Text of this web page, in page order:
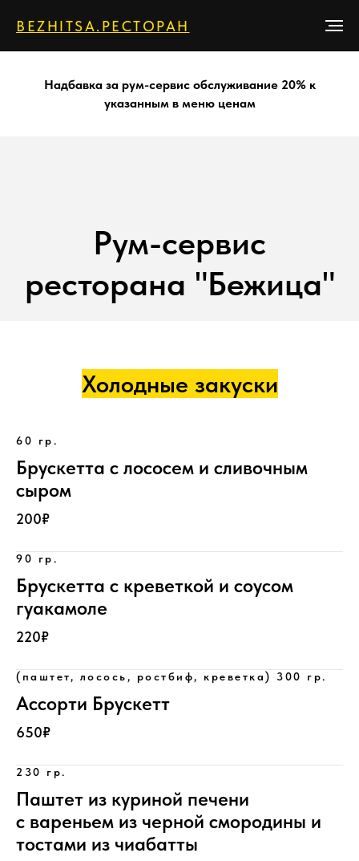
BEZHITSA.РЕСТОРАН
Надбавка за рум-сервис обслуживание 20% к
указанным в меню ценам
Рум-сервис
ресторана "Бежица"
Холодные закуски
60 гр.
Брускетта с лососем и сливочным
сыром
200₽
90 гр.
Брускетта с креветкой и соусом
гуакамоле
220₽
(паштет, лосось, ростбиф, креветка) 300 гр.
Ассорти Брускетт
650₽
230 гр.
Паштет из куриной печени
с вареньем из черной смородины и
тостами из чиабатты